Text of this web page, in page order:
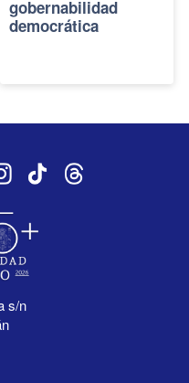
gobernabilidad
democrática
s/n